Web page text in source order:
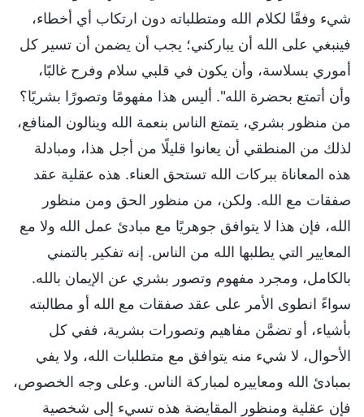
شيء وفقًا لكلام الله ومتطلباته دون ارتكاب أي أخطاء،
فينبغي على الله أن يباركني؛ يجب أن يضمن أن تسير كل
أموري بسلاسة، وأن يكون في قلبي سلام وفرح غالبًا،
وأن أتمتع بحضرة الله". أليس هذا مفهومًا وتصورًا بشريًا؟
من منظور بشري، يتمتع الناس بنعمة الله وينالون المنافع،
لذلك من المنطقي أن يعانوا قليلًا من أجل هذا، ومبادلة
هذه المعاناة ببركات الله تستحق العناء. هذه عقلية عقد
صفقات مع الله. ولكن، من منظور الحق ومن منظور
الله، فإن هذا لا يتوافق جوهريًا مع مبادئ عمل الله ولا مع
المعايير التي يطلبها الله من الناس. إنه تفكير بالتمني
بالكامل، ومجرد مفهوم وتصور بشري عن الإيمان بالله.
سواءً انطوى الأمر على عقد صفقات مع الله أو مطالبته
بأشياء، أو تضمَّن مفاهيم وتصورات بشرية، ففي كل
الأحوال، لا شيء منه يتوافق مع متطلبات الله، ولا يفي
بمبادئ الله ومعاييره لمباركة الناس. وعلى وجه الخصوص،
فإن عقلية ومنظور المقايضة هذه تسيء إلى شخصية